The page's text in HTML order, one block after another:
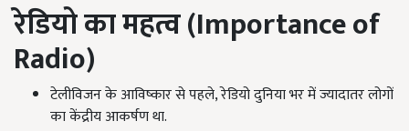
रेडियो का महत्व (Importance of
Radio)
टेलीविजन के आविष्कार से पहले, रेडियो दुनिया भर में ज्यादातर लोगों
का केंद्रीय आकर्षण था.